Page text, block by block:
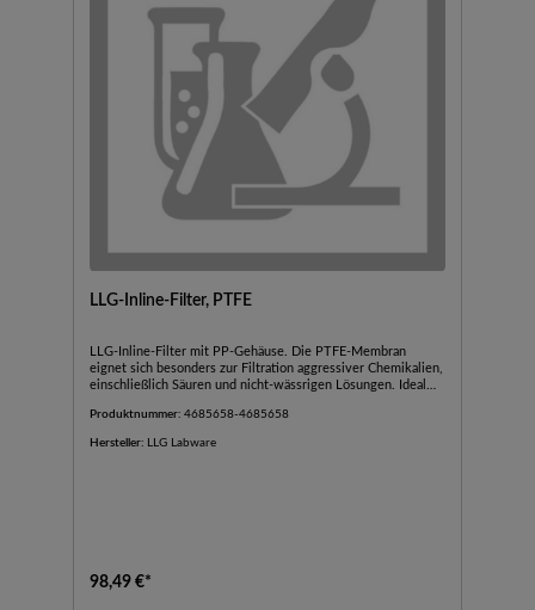
LLG-Inline-Filter, PTFE
LLG-Inline-Filter mit PP-Gehäuse. Die PTFE-Membran
eignet sich besonders zur Filtration aggressiver Chemikalien,
einschließlich Säuren und nicht-wässrigen Lösungen. Ideal
Sterilfiltration von Gasen, sowie zur sterilen Be- und
Produktnummer: 4685658-4685658
Hersteller: LLG Labware
98,49 €*